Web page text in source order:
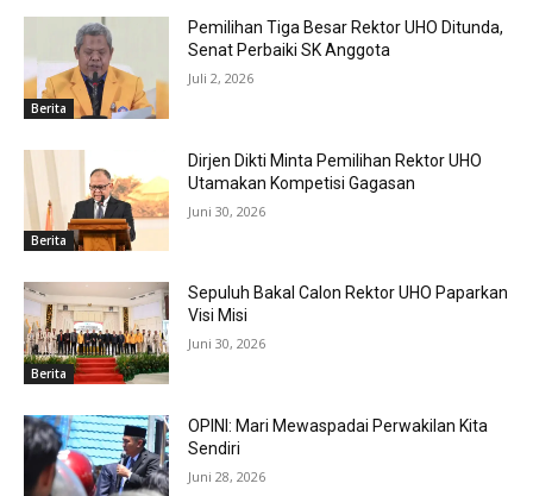
Berita
Pemilihan Tiga Besar Rektor UHO Ditunda,
Senat Perbaiki SK Anggota
Juli 2, 2026
Berita
Dirjen Dikti Minta Pemilihan Rektor UHO
Utamakan Kompetisi Gagasan
Juni 30, 2026
Berita
Sepuluh Bakal Calon Rektor UHO Paparkan
Visi Misi
Juni 30, 2026
OPINI: Mari Mewaspadai Perwakilan Kita
Sendiri
Juni 28, 2026